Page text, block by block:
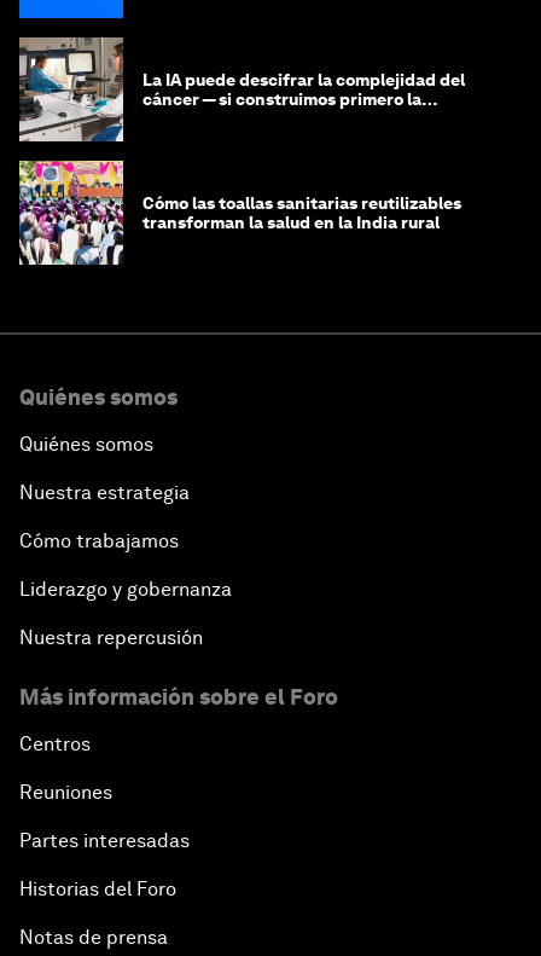
La IA puede descifrar la complejidad del
cáncer — si construimos primero la
Cómo las toallas sanitarias reutilizables
transforman la salud en la India rural
Quiénes somos
Quiénes somos
Nuestra estrategia
Cómo trabajamos
Liderazgo y gobernanza
Nuestra repercusión
Más información sobre el Foro
Centros
Reuniones
Partes interesadas
Historias del Foro
Notas de prensa